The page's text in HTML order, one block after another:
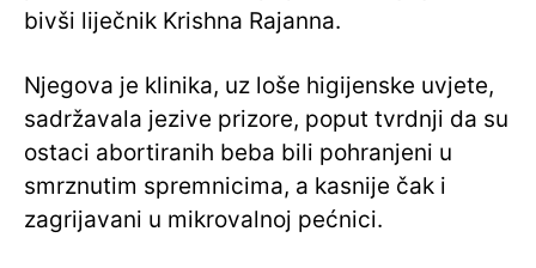
bivši liječnik Krishna Rajanna.
Njegova je klinika, uz loše higijenske uvjete,
sadržavala jezive prizore, poput tvrdnji da su
ostaci abortiranih beba bili pohranjeni u
smrznutim spremnicima, a kasnije čak i
zagrijavani u mikrovalnoj pećnici.